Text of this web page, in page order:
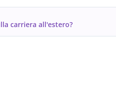
carriera all'estero?